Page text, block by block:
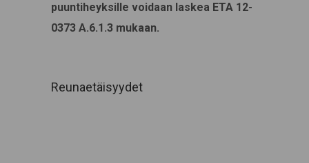
puuntiheyksille voidaan laskea ETA 12-
0373 A.6.1.3 mukaan.
Reunaetäisyydet